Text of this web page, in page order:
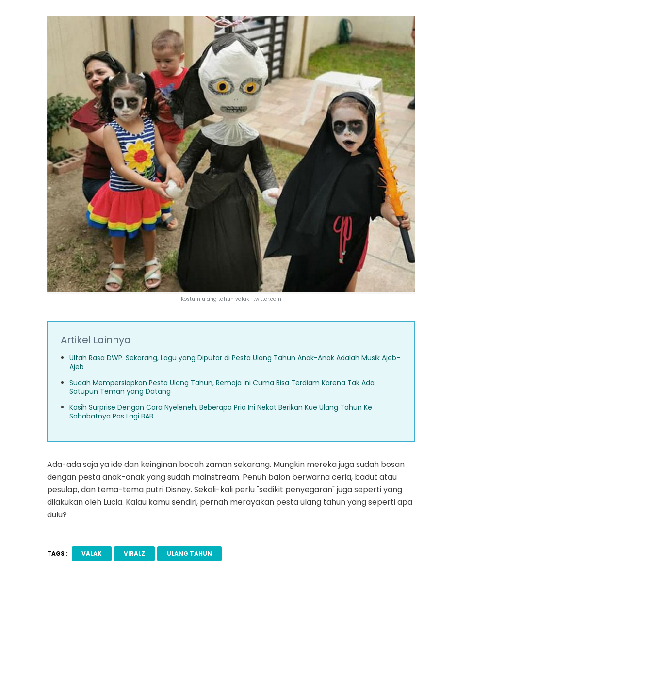
Kostum ulang tahun valak | twitter.com
Artikel Lainnya
Ultah Rasa DWP. Sekarang, Lagu yang Diputar di Pesta Ulang Tahun Anak-Anak Adalah Musik Ajeb-
Ajeb
Sudah Mempersiapkan Pesta Ulang Tahun, Remaja Ini Cuma Bisa Terdiam Karena Tak Ada
Satupun Teman yang Datang
Kasih Surprise Dengan Cara Nyeleneh, Beberapa Pria Ini Nekat Berikan Kue Ulang Tahun Ke
Sahabatnya Pas Lagi BAB
Ada-ada saja ya ide dan keinginan bocah zaman sekarang. Mungkin mereka juga sudah bosan
dengan pesta anak-anak yang sudah mainstream. Penuh balon berwarna ceria, badut atau
pesulap, dan tema-tema putri Disney. Sekali-kali perlu "sedikit penyegaran" juga seperti yang
dilakukan oleh Lucia. Kalau kamu sendiri, pernah merayakan pesta ulang tahun yang seperti apa
dulu?
TAGS : VALAK VIRALZ ULANG TAHUN